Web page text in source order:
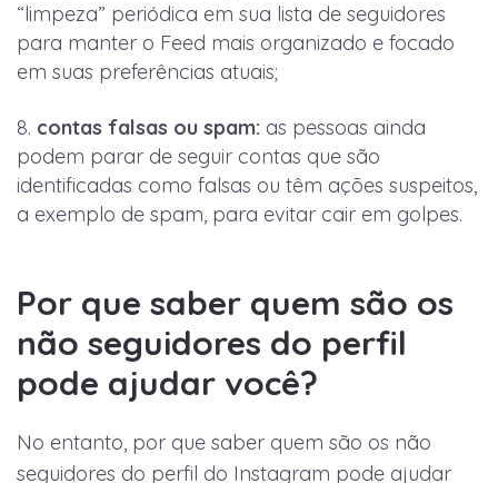
“limpeza” periódica em sua lista de seguidores
para manter o Feed mais organizado e focado
em suas preferências atuais;
contas falsas ou spam: as pessoas ainda
podem parar de seguir contas que são
identificadas como falsas ou têm ações suspeitos,
a exemplo de spam, para evitar cair em golpes.
Por que saber quem são os
não seguidores do perfil
pode ajudar você?
No entanto, por que saber quem são os não
seguidores do perfil do Instagram pode ajudar